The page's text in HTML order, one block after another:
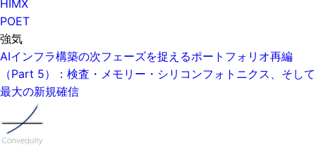
HIMX
POET
強気
AIインフラ構築の次フェーズを捉えるポートフォリオ再編
（Part 5）：検査・メモリー・シリコンフォトニクス、そして
最大の新規確信